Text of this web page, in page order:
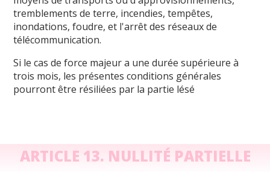
tremblements de terre, incendies, tempêtes,
inondations, foudre, et l'arrêt des réseaux de
télécommunication.
Si le cas de force majeur a une durée supérieure à
trois mois, les présentes conditions générales
pourront être résiliées par la partie lésé
ARTICLE 13. NULLITÉ PARTIELLE